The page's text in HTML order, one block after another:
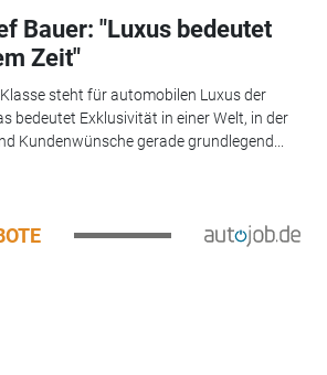
Bauer: "Luxus bedeutet
Zeit"
steht für automobilen Luxus der
bedeutet Exklusivität in einer Welt, in der
Kundenwünsche gerade grundlegend...